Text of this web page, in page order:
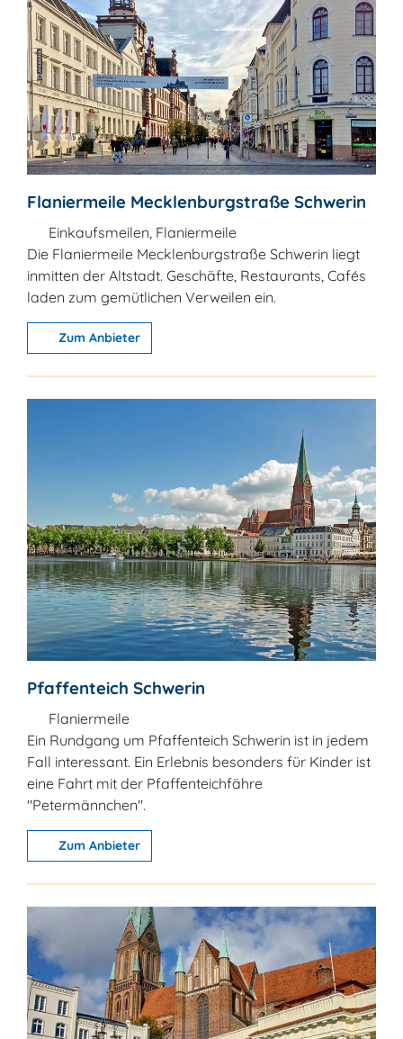
Flaniermeile Mecklenburgstraße Schwerin
Einkaufsmeilen, Flaniermeile
Die Flaniermeile Mecklenburgstraße Schwerin liegt
inmitten der Altstadt. Geschäfte, Restaurants, Cafés
laden zum gemütlichen Verweilen ein.
Zum Anbieter
Pfaffenteich Schwerin
Flaniermeile
Ein Rundgang um Pfaffenteich Schwerin ist in jedem
Fall interessant. Ein Erlebnis besonders für Kinder ist
eine Fahrt mit der Pfaffenteichfähre
"Petermännchen".
Zum Anbieter